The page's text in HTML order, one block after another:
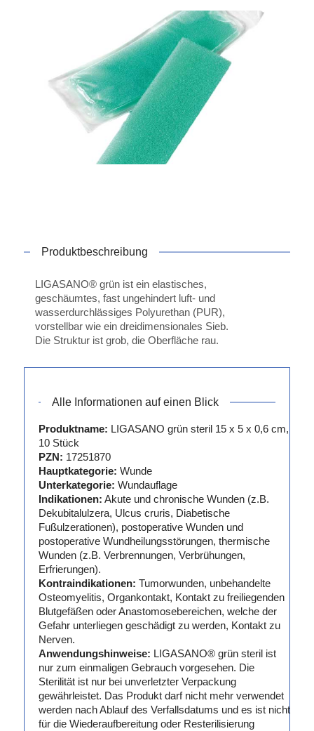
Produktbeschreibung
LIGASANO® grün ist ein elastisches,
geschäumtes, fast ungehindert luft- und
wasserdurchlässiges Polyurethan (PUR),
vorstellbar wie ein dreidimensionales Sieb.
Die Struktur ist grob, die Oberfläche rau.
Alle Informationen auf einen Blick
Produktname: LIGASANO grün steril 15 x 5 x 0,6 cm,
10 Stück
PZN: 17251870
Hauptkategorie: Wunde
Unterkategorie: Wundauflage
Indikationen: Akute und chronische Wunden (z.B.
Dekubitalulzera, Ulcus cruris, Diabetische
Fußulzerationen), postoperative Wunden und
postoperative Wundheilungsstörungen, thermische
Wunden (z.B. Verbrennungen, Verbrühungen,
Erfrierungen).
Kontraindikationen: Tumorwunden, unbehandelte
Osteomyelitis, Organkontakt, Kontakt zu freiliegenden
Blutgefäßen oder Anastomosebereichen, welche der
Gefahr unterliegen geschädigt zu werden, Kontakt zu
Nerven.
Anwendungshinweise: LIGASANO® grün steril ist
nur zum einmaligen Gebrauch vorgesehen. Die
Sterilität ist nur bei unverletzter Verpackung
gewährleistet. Das Produkt darf nicht mehr verwendet
werden nach Ablauf des Verfallsdatums und es ist nicht
für die Wiederaufbereitung oder Resterilisierung